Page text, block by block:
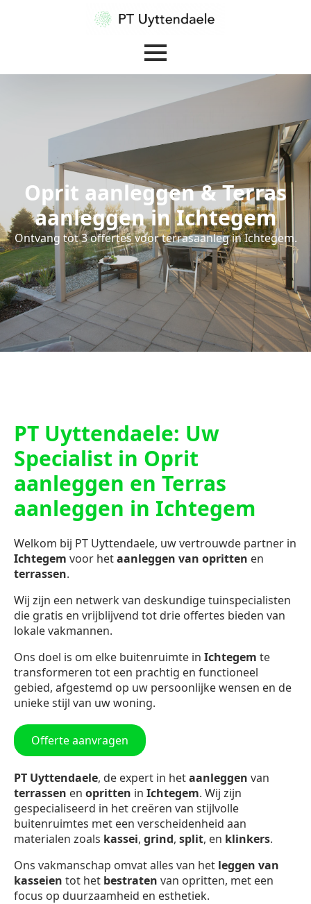
Oprit aanleggen & Terras
aanleggen in Ichtegem
Ontvang tot 3 offertes voor terrasaanleg in Ichtegem.
PT Uyttendaele: Uw
Specialist in Oprit
aanleggen en Terras
aanleggen in Ichtegem
Welkom bij PT Uyttendaele, uw vertrouwde partner in
Ichtegem voor hetaanleggen van opritten en
terrassen.
Wij zijn een netwerk van deskundige tuinspecialisten
die gratis en vrijblijvend tot drie offertes bieden van
lokale vakmannen.
Ons doel is om elke buitenruimte in Ichtegem te
transformeren tot een prachtig en functioneel
gebied, afgestemd op uw persoonlijke wensen en de
unieke stijl van uw woning.
Offerte aanvragen
PT Uyttendaele, de expert in hetaanleggen van
terrassen en opritten in Ichtegem. Wij zijn
gespecialiseerd in het creëren van stijlvolle
buitenruimtes met een verscheidenheid aan
materialen zoals kassei, grind, split, en klinkers.
Ons vakmanschap omvat alles van het leggen van
kasseien tot het bestraten van opritten, met een
focus op duurzaamheid en esthetiek.